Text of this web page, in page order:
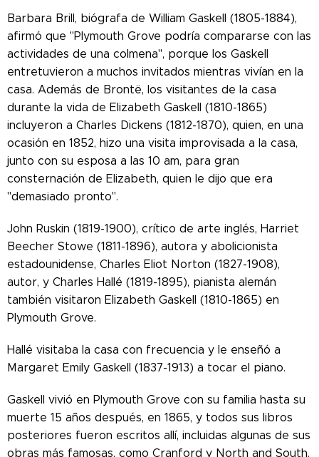
Barbara Brill, biógrafa de William Gaskell (1805-1884),
afirmó que "Plymouth Grove podría compararse con las
actividades de una colmena", porque los Gaskell
entretuvieron a muchos invitados mientras vivían en la
casa. Además de Brontë, los visitantes de la casa
durante la vida de Elizabeth Gaskell (1810-1865)
incluyeron a Charles Dickens (1812-1870), quien, en una
ocasión en 1852, hizo una visita improvisada a la casa,
junto con su esposa a las 10 am, para gran
consternación de Elizabeth, quien le dijo que era
"demasiado pronto".
John Ruskin (1819-1900), crítico de arte inglés, Harriet
Beecher Stowe (1811-1896), autora y abolicionista
estadounidense, Charles Eliot Norton (1827-1908),
autor, y Charles Hallé (1819-1895), pianista alemán
también visitaron Elizabeth Gaskell (1810-1865) en
Plymouth Grove.
Hallé visitaba la casa con frecuencia y le enseñó a
Margaret Emily Gaskell (1837-1913) a tocar el piano.
Gaskell vivió en Plymouth Grove con su familia hasta su
muerte 15 años después, en 1865, y todos sus libros
posteriores fueron escritos allí, incluidas algunas de sus
obras más famosas, como Cranford y North and South.